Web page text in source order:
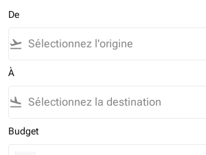
De
flight_takeoff
À
flight_land
Budget